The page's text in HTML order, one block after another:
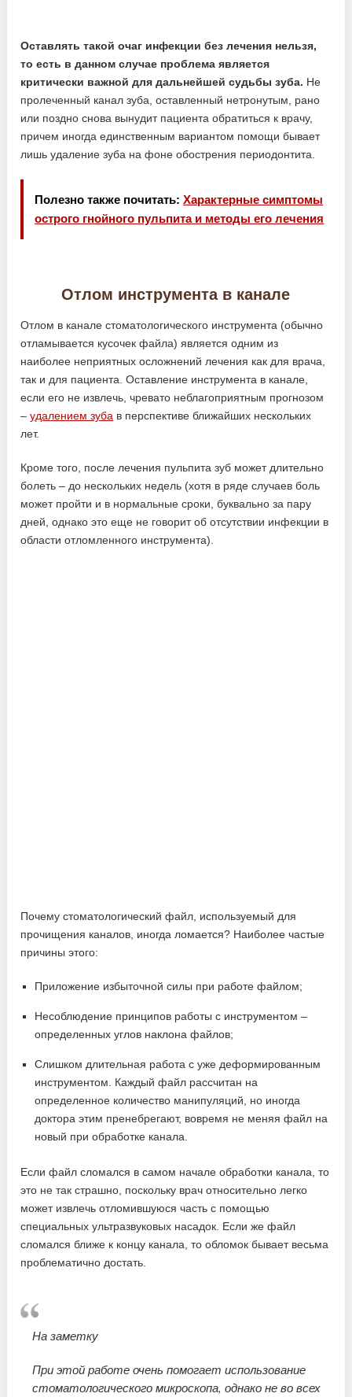
Оставлять такой очаг инфекции без лечения нельзя,
то есть в данном случае проблема является
критически важной для дальнейшей судьбы зуба. Не
пролеченный канал зуба, оставленный нетронутым, рано
или поздно снова вынудит пациента обратиться к врачу,
причем иногда единственным вариантом помощи бывает
лишь удаление зуба на фоне обострения периодонтита.
Полезно также почитать:Характерные симптомы
острого гнойного пульпита и методы его лечения
Отлом инструмента в канале
Отлом в канале стоматологического инструмента (обычно
отламывается кусочек файла) является одним из
наиболее неприятных осложнений лечения как для врача,
так и для пациента. Оставление инструмента в канале,
если его не извлечь, чревато неблагоприятным прогнозом
–удалением зуба в перспективе ближайших нескольких
лет.
Кроме того, после лечения пульпита зуб может длительно
болеть – до нескольких недель (хотя в ряде случаев боль
может пройти и в нормальные сроки, буквально за пару
дней, однако это еще не говорит об отсутствии инфекции в
области отломленного инструмента).
Почему стоматологический файл, используемый для
прочищения каналов, иногда ломается? Наиболее частые
причины этого:
Приложение избыточной силы при работе файлом;
Несоблюдение принципов работы с инструментом –
определенных углов наклона файлов;
Слишком длительная работа с уже деформированным
инструментом. Каждый файл рассчитан на
определенное количество манипуляций, но иногда
доктора этим пренебрегают, вовремя не меняя файл на
новый при обработке канала.
Если файл сломался в самом начале обработки канала, то
это не так страшно, поскольку врач относительно легко
может извлечь отломившуюся часть с помощью
специальных ультразвуковых насадок. Если же файл
сломался ближе к концу канала, то обломок бывает весьма
проблематично достать.
На заметку
При этой работе очень помогает использование
стоматологического микроскопа, однако не во всех